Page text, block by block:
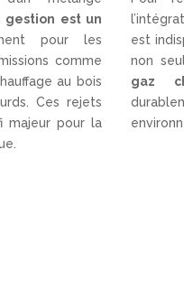
gestion est un
pour les
comme
au bois
Ces rejets
majeur pour la
est
non
gaz